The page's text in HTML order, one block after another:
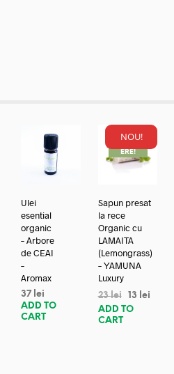
Ulei
esential
organic
– Arbore
de CEAI
–
Aromax
37 lei
ADD TO
CART
NOU!
REDUC
ERE!
Sapun presat
la rece
Organic cu
LAMAITA
(Lemongrass)
– YAMUNA
Luxury
23lei 13
lei
ADD TO
CART